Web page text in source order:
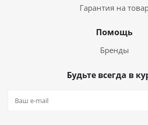
Гарантия на
Помощь
Бренды
Будьте всегда в